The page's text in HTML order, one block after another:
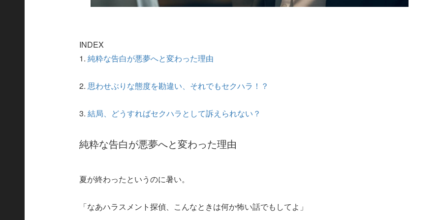
INDEX
1.純粋な告白が悪夢へと変わった理由
2.思わせぶりな態度を勘違い、それでもセクハラ！？
3.結局、どうすればセクハラとして訴えられない？
純粋な告白が悪夢へと変わった理由
夏が終わったというのに暑い。
「なあハラスメント探偵、こんなときは何か怖い話でもしてよ」